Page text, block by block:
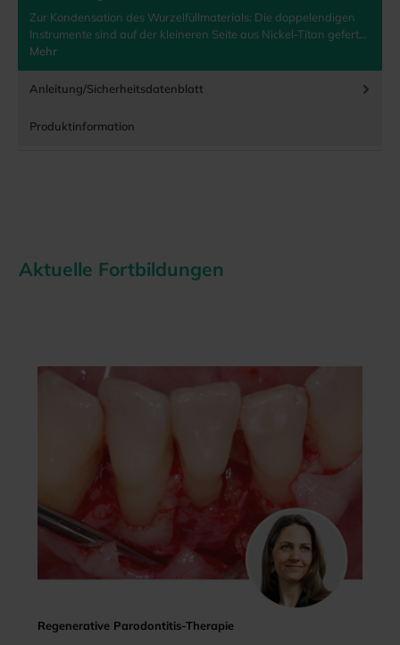
Zur Kondensation des Wurzelfüllmaterials: Die doppelendigen
Instrumente sind auf der kleineren Seite aus Nickel-Titan gefert…
Mehr
Anleitung/Sicherheitsdatenblatt
Produktinformation
Aktuelle Fortbildungen
Regenerative Parodontitis-Therapie